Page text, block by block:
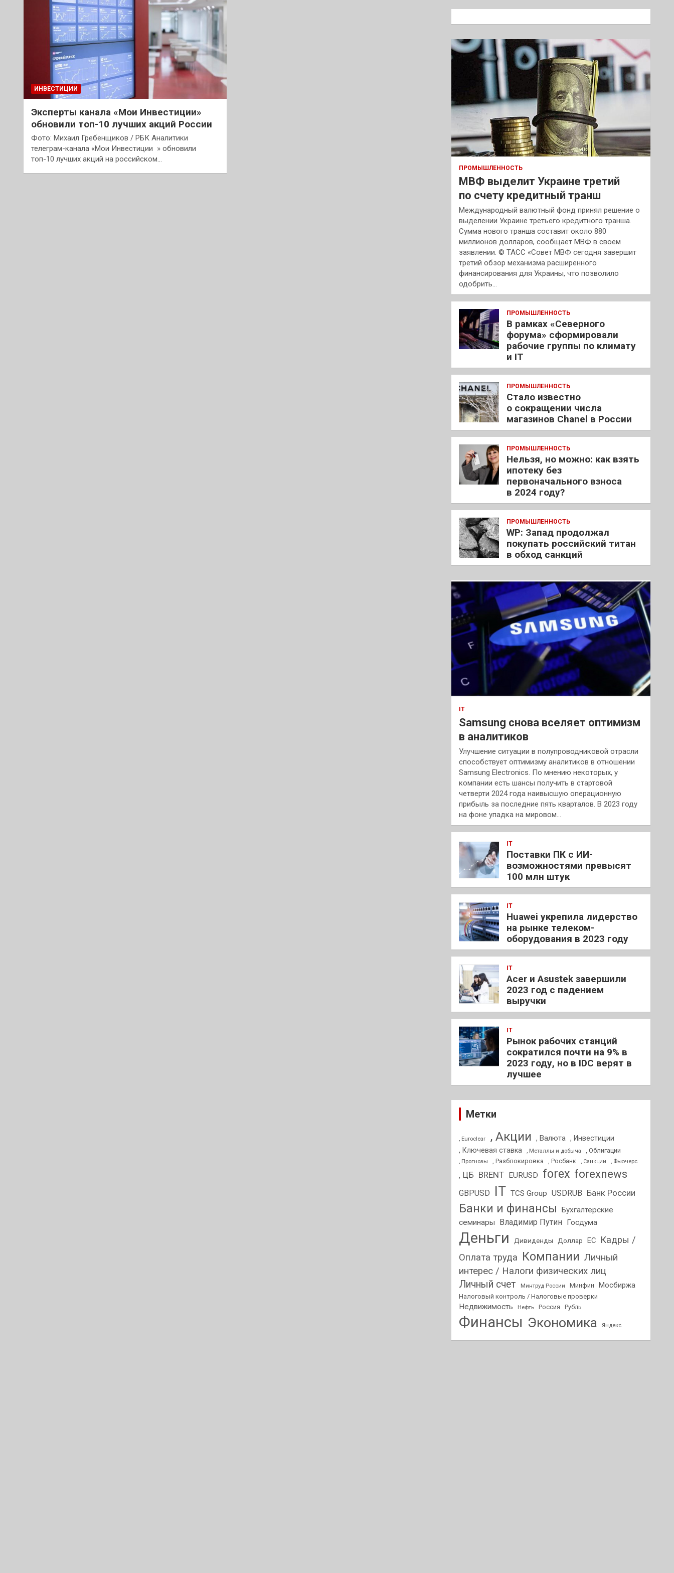
ИНВЕСТИЦИИ
Эксперты канала «Мои Инвестиции»
обновили топ-10 лучших акций России
Фото: Михаил Гребенщиков / РБК Аналитики
телеграм-канала «Мои Инвестиции » обновили
топ-10 лучших акций на российском…
к
ПРОМЫШЛЕННОСТЬ
МВФ выделит Украине третий
по счету кредитный транш
Международный валютный фонд принял решение о
выделении Украине третьего кредитного транша.
Сумма нового транша составит около 880
миллионов долларов, сообщает МВФ в своем
заявлении. © ТАСС «Совет МВФ сегодня завершит
третий обзор механизма расширенного
финансирования для Украины, что позволило
одобрить…
ПРОМЫШЛЕННОСТЬ
В рамках «Северного
форума» сформировали
рабочие группы по климату
и IT
ПРОМЫШЛЕННОСТЬ
Стало известно
о сокращении числа
магазинов Chanel в России
ПРОМЫШЛЕННОСТЬ
Нельзя, но можно: как взять
ипотеку без
первоначального взноса
в 2024 году?
ПРОМЫШЛЕННОСТЬ
WP: Запад продолжал
покупать российский титан
в обход санкций
IT
Samsung снова вселяет оптимизм
в аналитиков
Улучшение ситуации в полупроводниковой отрасли
способствует оптимизму аналитиков в отношении
Samsung Electronics. По мнению некоторых, у
компании есть шансы получить в стартовой
четверти 2024 года наивысшую операционную
прибыль за последние пять кварталов. В 2023 году
на фоне упадка на мировом…
IT
Поставки ПК с ИИ-
возможностями превысят
100 млн штук
IT
Huawei укрепила лидерство
на рынке телеком-
оборудования в 2023 году
IT
Acer и Asustek завершили
2023 год с падением
выручки
IT
Рынок рабочих станций
сократился почти на 9% в
2023 году, но в IDC верят в
лучшее
Метки
, Euroclear , Акции , Валюта , Инвестиции
, Ключевая ставка
, Металлы и добыча , Облигации
, Прогнозы , Разблокировка , Росбанк , Санкции , Фьючерс
, ЦБ BRENT EURUSD forex forexnews
GBPUSD IT TCS Group USDRUB Банк России
Банки и финансы
Бухгалтерские
семинары
Владимир Путин Госдума
Деньги Дивиденды Доллар ЕС
Кадры /
Оплата труда Компании Личный
интерес / Налоги физических лиц
Личный счет Минтруд России Минфин Мосбиржа
Налоговый контроль / Налоговые проверки
Недвижимость Нефть Россия Рубль
Финансы Экономика Яндекс